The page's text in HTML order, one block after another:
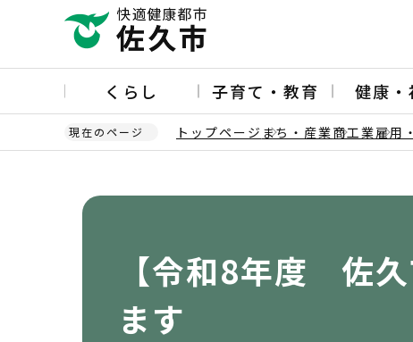
ー
の
くらし 子育て・教育 健康・
現在のページ トップページ まち・産業商工業雇用
【令和8年度 佐
ます